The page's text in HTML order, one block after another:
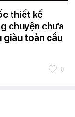
thiết kế
chuyện chưa
giàu toàn cầu
0